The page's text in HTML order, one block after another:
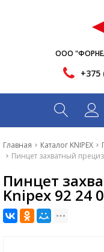
ООО
+375
Главная Каталог KNIPEX
Пинцет захватный
Пинцет
Knipex 92 24